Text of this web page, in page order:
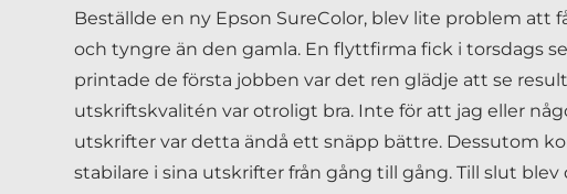
Beställde en ny Epson SureColor, blev lite problem
och tyngre än den gamla. En flyttfirma fick i torsdags
printade de första jobben var det ren glädje att se
utskriftskvalitén var otroligt bra. Inte för att jag eller
utskrifter var detta ändå ett snäpp bättre. Dessutom
stabilare i sina utskrifter från gång till gång. Till slut